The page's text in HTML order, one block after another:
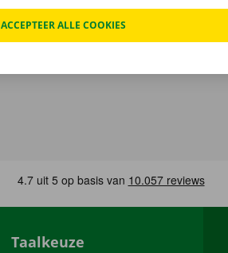
Taalkeuze
ACCEPTEER ALLE COOKIES